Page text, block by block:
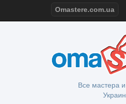
Omastere.com.ua
Все мастера